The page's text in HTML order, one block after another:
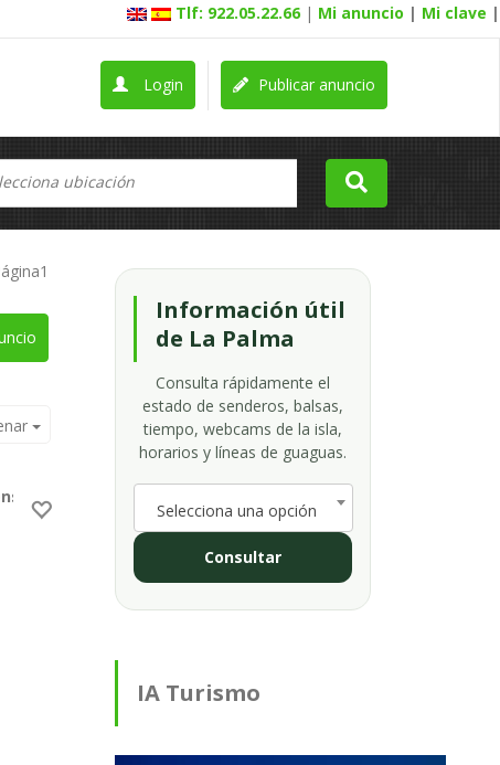
Tlf: 922.05.22.66 | Mi anuncio | Mi clave |
Publicar anuncio
Login
garaje, lavadero y trasteros, acceso totalmente libre
Información útil
de La Palma
Consulta rápidamente el
estado de senderos, balsas,
tiempo, webcams de la isla,
horarios y líneas de guaguas.
Selecciona una opción
Consultar
IA Turismo